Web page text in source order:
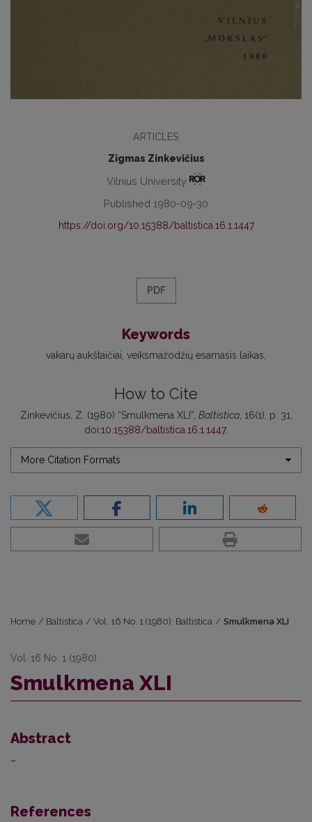
ARTICLES
Zigmas Zinkevičius
Vilnius University
Published 1980-09-30
https://doi.org/10.15388/baltistica.16.1.1447
PDF
Keywords
vakarų aukštaičiai veiksmažodžių esamasis laikas
How to Cite
Zinkevičius, Z. (1980) “Smulkmena XLI”, Baltistica, 16(1), p. 31.
doi:10.15388/baltistica.16.1.1447.
More Citation Formats
Home / Baltistica / Vol. 16 No. 1 (1980): Baltistica / Smulkmena XLI
Vol. 16 No. 1 (1980)
Smulkmena XLI
Abstract
–
References